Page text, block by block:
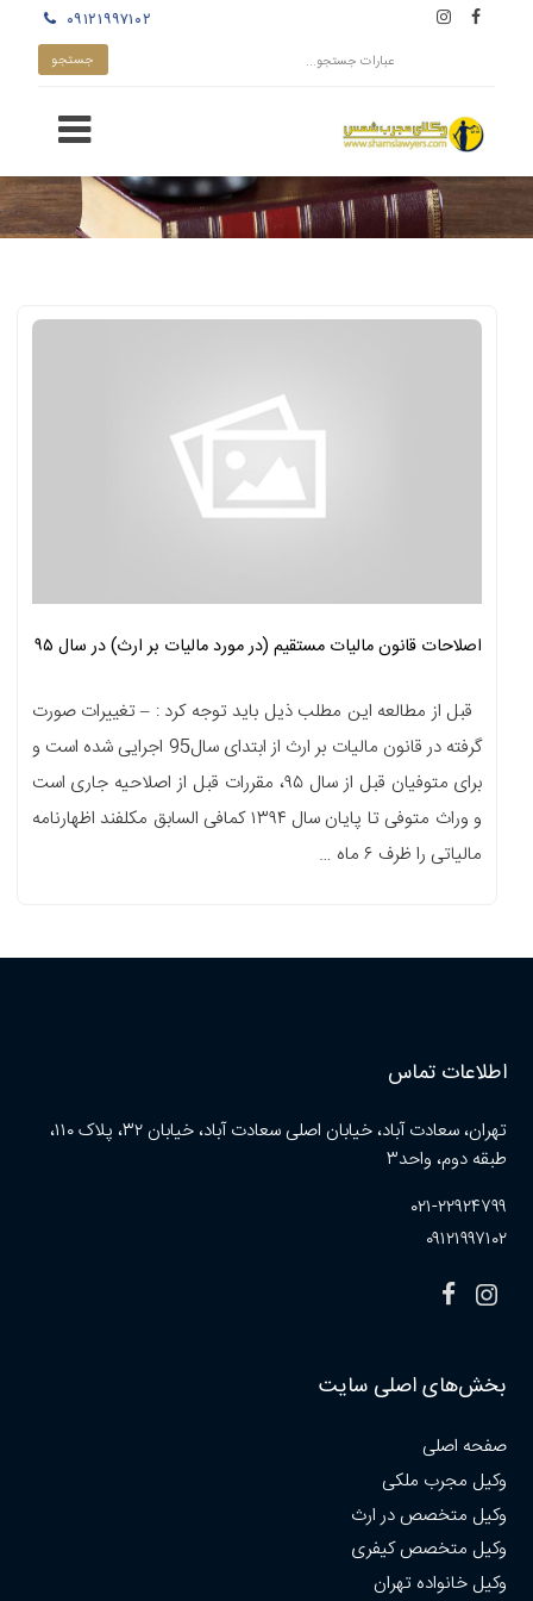
۰۹۱۲۱۹۹۷۱۰۲
اصلاحات قانون مالیات مستقیم (در مورد مالیات بر ارث) در سال ۹۵
قبل از مطالعه این مطلب ذیل باید توجه کرد : – تغییرات صورت
گرفته در قانون مالیات بر ارث از ابتدای سال95 اجرایی شده است و
برای متوفیان قبل از سال ۹۵، مقررات قبل از اصلاحیه جاری است
و وراث متوفی تا پایان سال ۱۳۹۴ کمافی السابق مکلفند اظهارنامه
مالیاتی را ظرف ۶ ماه …
اطلاعات تماس
تهران، سعادت آباد، خیابان اصلی سعادت آباد، خیابان ۳۲، پلاک ۱۱۰،
طبقه دوم، واحد۳
۰۲۱-۲۲۹۲۴۷۹۹
۰۹۱۲۱۹۹۷۱۰۲
بخش‌های اصلی سایت
صفحه اصلی
وکیل مجرب ملکی
وکیل متخصص در ارث
وکیل متخصص کیفری
وکیل خانواده تهران